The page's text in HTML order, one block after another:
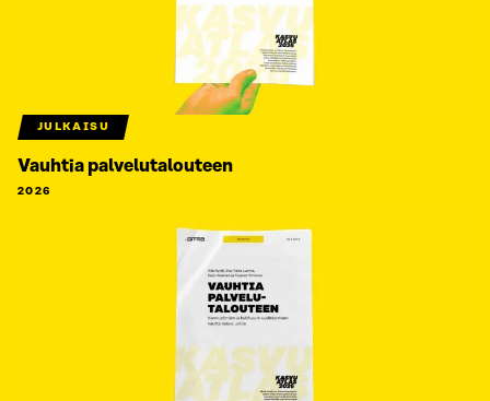
JULKAISU
Vauhtia palvelutalouteen
2026